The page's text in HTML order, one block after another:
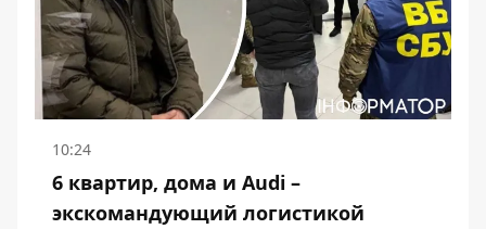
10:24
6 квартир, дома и Audi –
экскомандующий логистикой